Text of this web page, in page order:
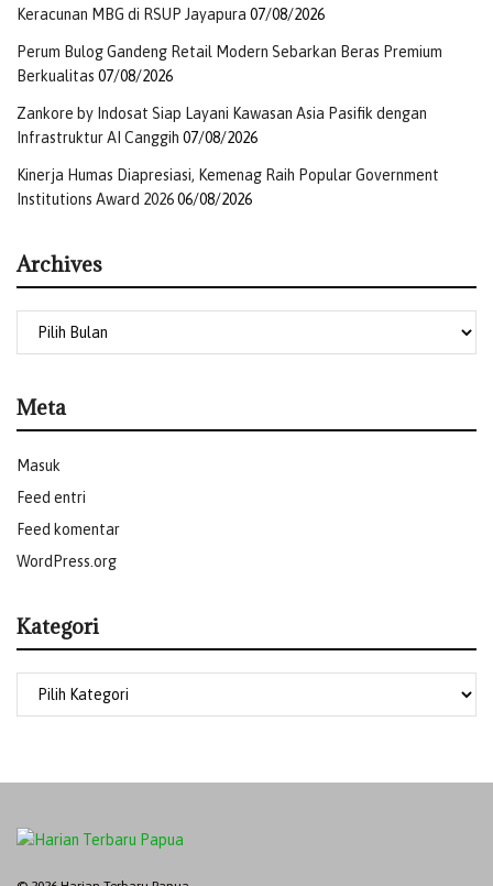
Keracunan MBG di RSUP Jayapura 07/08/2026
Perum Bulog Gandeng Retail Modern Sebarkan Beras Premium
Berkualitas 07/08/2026
Zankore by Indosat Siap Layani Kawasan Asia Pasifik dengan
Infrastruktur AI Canggih 07/08/2026
Kinerja Humas Diapresiasi, Kemenag Raih Popular Government
Institutions Award 202606/08/2026
Archives
Meta
Masuk
Feed entri
Feed komentar
WordPress.org
Kategori